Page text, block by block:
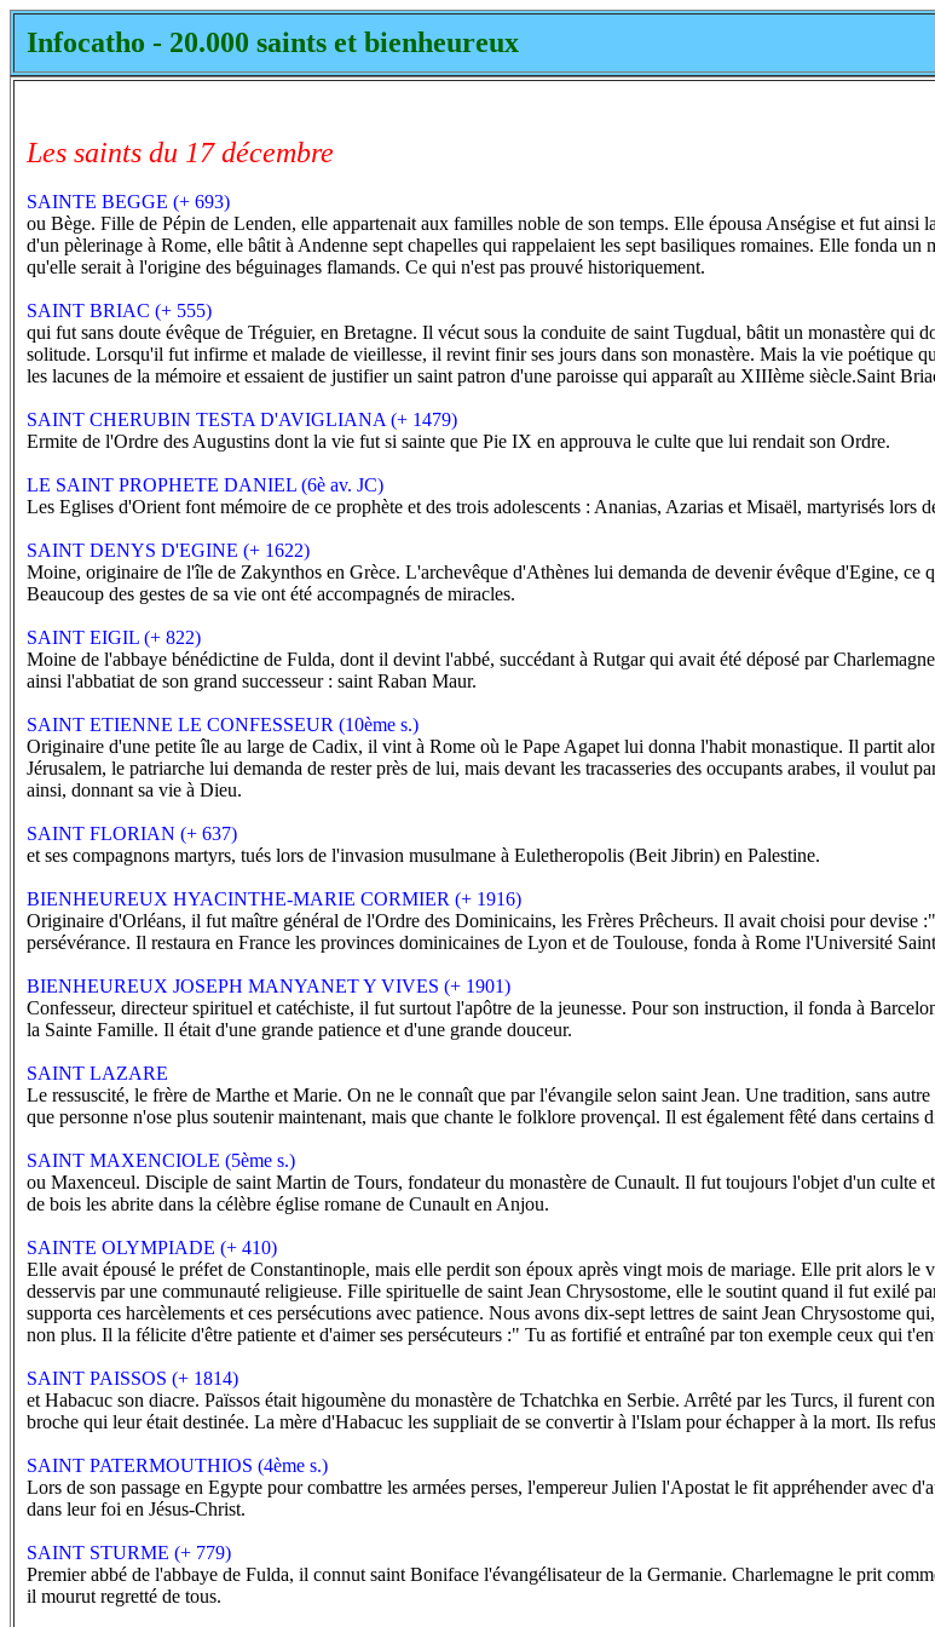
Infocatho - 20.000 saints et bienheureux
Les saints du 17 décembre
SAINTE BEGGE (+ 693)
ou Bège. Fille de Pépin de Lenden, elle appartenait aux familles noble de son temps. Elle épousa Anségise et fut
d'un pèlerinage à Rome, elle bâtit à Andenne sept chapelles qui rappelaient les sept basiliques romaines. Elle fonda
qu'elle serait à l'origine des béguinages flamands. Ce qui n'est pas prouvé historiquement.
SAINT BRIAC (+ 555)
qui fut sans doute évêque de Tréguier, en Bretagne. Il vécut sous la conduite de saint Tugdual, bâtit un monastère
solitude. Lorsqu'il fut infirme et malade de vieillesse, il revint finir ses jours dans son monastère. Mais la vie poétique
les lacunes de la mémoire et essaient de justifier un saint patron d'une paroisse qui apparaît au XIIIème siècle.Saint
SAINT CHERUBIN TESTA D'AVIGLIANA (+ 1479)
Ermite de l'Ordre des Augustins dont la vie fut si sainte que Pie IX en approuva le culte que lui rendait son Ordre.
LE SAINT PROPHETE DANIEL (6è av. JC)
Les Eglises d'Orient font mémoire de ce prophète et des trois adolescents : Ananias, Azarias et Misaël, martyrisés lors
SAINT DENYS D'EGINE (+ 1622)
Moine, originaire de l'île de Zakynthos en Grèce. L'archevêque d'Athènes lui demanda de devenir évêque d'Egine,
Beaucoup des gestes de sa vie ont été accompagnés de miracles.
SAINT EIGIL (+ 822)
Moine de l'abbaye bénédictine de Fulda, dont il devint l'abbé, succédant à Rutgar qui avait été déposé par
ainsi l'abbatiat de son grand successeur : saint Raban Maur.
SAINT ETIENNE LE CONFESSEUR (10ème s.)
Originaire d'une petite île au large de Cadix, il vint à Rome où le Pape Agapet lui donna l'habit monastique. Il partit
Jérusalem, le patriarche lui demanda de rester près de lui, mais devant les tracasseries des occupants arabes, il
ainsi, donnant sa vie à Dieu.
SAINT FLORIAN (+ 637)
et ses compagnons martyrs, tués lors de l'invasion musulmane à Euletheropolis (Beit Jibrin) en Palestine.
BIENHEUREUX HYACINTHE-MARIE CORMIER (+ 1916)
Originaire d'Orléans, il fut maître général de l'Ordre des Dominicains, les Frères Prêcheurs. Il avait choisi pour
persévérance. Il restaura en France les provinces dominicaines de Lyon et de Toulouse, fonda à Rome l'Université
BIENHEUREUX JOSEPH MANYANET Y VIVES (+ 1901)
Confesseur, directeur spirituel et catéchiste, il fut surtout l'apôtre de la jeunesse. Pour son instruction, il fonda à
la Sainte Famille. Il était d'une grande patience et d'une grande douceur.
SAINT LAZARE
Le ressuscité, le frère de Marthe et Marie. On ne le connaît que par l'évangile selon saint Jean. Une tradition, sans
que personne n'ose plus soutenir maintenant, mais que chante le folklore provençal. Il est également fêté dans certains
SAINT MAXENCIOLE (5ème s.)
ou Maxenceul. Disciple de saint Martin de Tours, fondateur du monastère de Cunault. Il fut toujours l'objet d'un culte
de bois les abrite dans la célèbre église romane de Cunault en Anjou.
SAINTE OLYMPIADE (+ 410)
Elle avait épousé le préfet de Constantinople, mais elle perdit son époux après vingt mois de mariage. Elle prit alors
desservis par une communauté religieuse. Fille spirituelle de saint Jean Chrysostome, elle le soutint quand il fut exilé
supporta ces harcèlements et ces persécutions avec patience. Nous avons dix-sept lettres de saint Jean Chrysostome
non plus. Il la félicite d'être patiente et d'aimer ses persécuteurs :" Tu as fortifié et entraîné par ton exemple ceux qui
SAINT PAISSOS (+ 1814)
et Habacuc son diacre. Païssos était higoumène du monastère de Tchatchka en Serbie. Arrêté par les Turcs, il furent
broche qui leur était destinée. La mère d'Habacuc les suppliait de se convertir à l'Islam pour échapper à la mort. Ils
SAINT PATERMOUTHIOS (4ème s.)
Lors de son passage en Egypte pour combattre les armées perses, l'empereur Julien l'Apostat le fit appréhender avec
dans leur foi en Jésus-Christ.
SAINT STURME (+ 779)
Premier abbé de l'abbaye de Fulda, il connut saint Boniface l'évangélisateur de la Germanie. Charlemagne le prit
il mourut regretté de tous.